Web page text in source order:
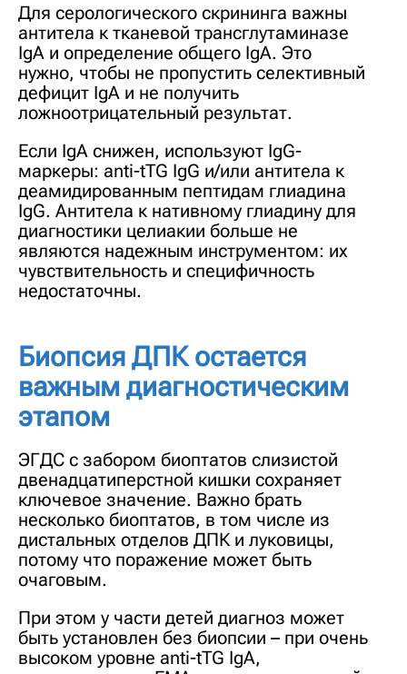
Для серологического скрининга важны
антитела к тканевой трансглутаминазе
IgA и определение общего IgA. Это
нужно, чтобы не пропустить селективный
дефицит IgA и не получить
ложноотрицательный результат.
Если IgA снижен, используют IgG-
маркеры: anti-tTG IgG и/или антитела к
деамидированным пептидам глиадина
IgG. Антитела к нативному глиадину для
диагностики целиакии больше не
являются надежным инструментом: их
чувствительность и специфичность
недостаточны.
Биопсия ДПК остается
важным диагностическим
этапом
ЭГДС с забором биоптатов слизистой
двенадцатиперстной кишки сохраняет
ключевое значение. Важно брать
несколько биоптатов, в том числе из
дистальных отделов ДПК и луковицы,
потому что поражение может быть
очаговым.
При этом у части детей диагноз может
быть установлен без биопсии – при очень
высоком уровне anti-tTG IgA,